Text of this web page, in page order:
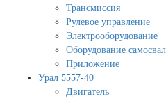
Трансмиссия
Рулевое управление
Электрооборудование
Оборудование
Приложение
Урал 5557-40
Двигатель